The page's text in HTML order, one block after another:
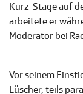
Kurz-Stage auf
arbeitete er
Moderator bei
Vor seinem
Lüscher, teils